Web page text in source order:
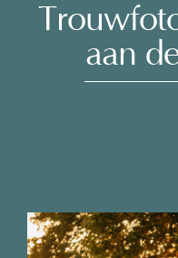
aan